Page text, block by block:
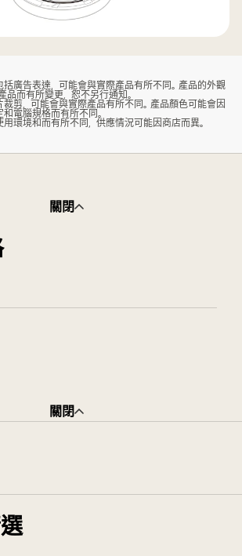
廣告表達，可能會與實際產品有所不同。產品的外觀
而有所變更，恕不另行通知。
剪，可能會與實際產品有所不同。產品顏色可能會因
電腦規格而有所不同。
環境和而有所不同，供應情況可能因商店而異。
關閉
關閉